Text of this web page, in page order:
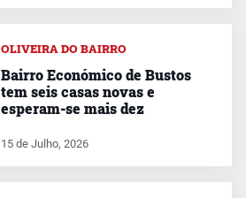
OLIVEIRA DO BAIRRO
Bairro Económico de Bustos
tem seis casas novas e
esperam-se mais dez
15 de Julho, 2026